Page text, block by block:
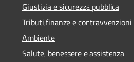
Giustizia e sicurezza pubblica
Tributi,finanze e contravvenzioni
Ambiente
Salute, benessere e assistenza